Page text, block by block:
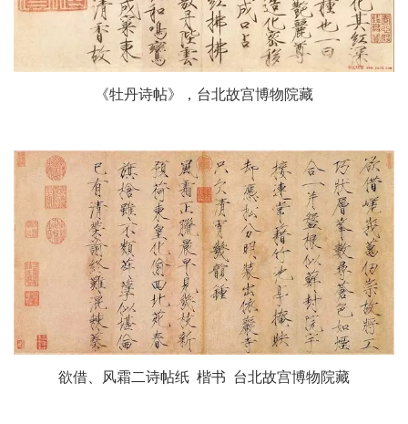
《牡丹诗帖》，台北故宫博物院藏
欲借、风霜二诗帖纸 楷书 台北故宫博物院藏